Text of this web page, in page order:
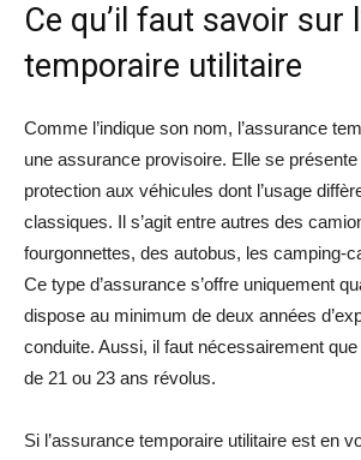
Ce qu’il faut savoir sur
temporaire utilitaire
Comme l’indique son nom, l’assurance
une assurance provisoire. Elle se
protection aux véhicules dont l’usage
classiques. Il s’agit entre autres des
fourgonnettes, des autobus, les camping-
Ce type d’assurance s’offre uniquement
dispose au minimum de deux années
conduite. Aussi, il faut nécessairement
de 21 ou 23 ans révolus.
Si l’assurance temporaire utilitaire est en